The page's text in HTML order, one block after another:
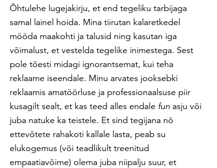
Õhtulehe lugejakirju, et end tegeliku tarbijaga
samal lainel hoida. Mina tiirutan kalaretkedel
mööda maakohti ja talusid ning kasutan iga
võimalust, et vestelda tegelike inimestega. Sest
pole tõesti midagi ignorantsemat, kui teha
reklaame iseendale. Minu arvates jooksebki
reklaamis amatöörluse ja professionaalsuse piir
kusagilt sealt, et kas teed alles endale fun asju või
juba natuke ka teistele. Et sind tegijana nö
ettevõtete rahakoti kallale lasta, peab su
elukogemus (või teadlikult treenitud
empaatiavõime) olema juba niipalju suur, et